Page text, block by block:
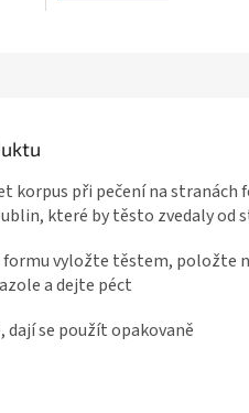
korpus při pečení na stranách
které by těsto zvedaly od
formu vyložte těstem, položte
a dejte péct
dají se použít opakovaně